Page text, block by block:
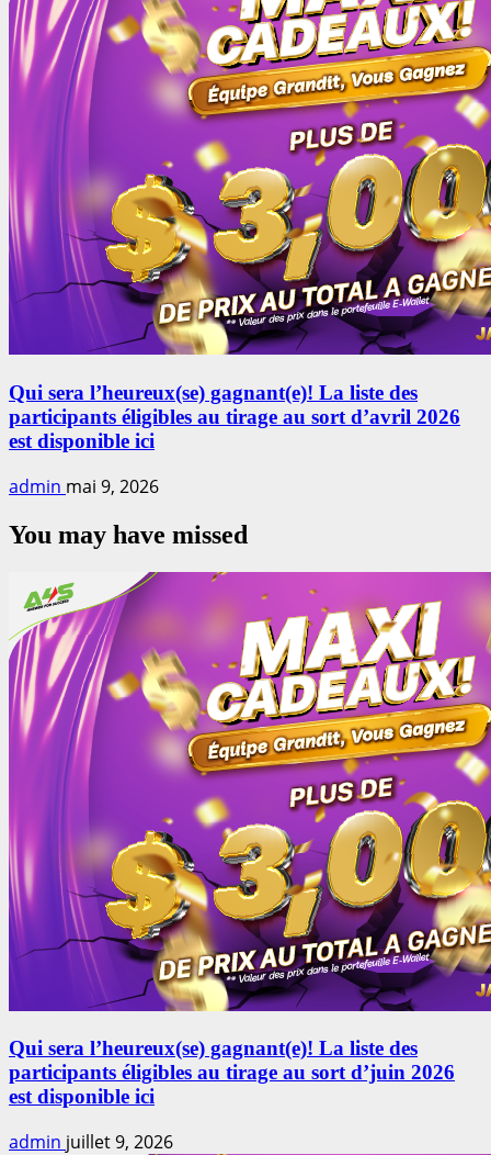
Qui sera l’heureux(se) gagnant(e)! La liste des
participants éligibles au tirage au sort d’avril 2026
est disponible ici
admin mai 9, 2026
You may have missed
Qui sera l’heureux(se) gagnant(e)! La liste des
participants éligibles au tirage au sort d’juin 2026
est disponible ici
admin juillet 9, 2026